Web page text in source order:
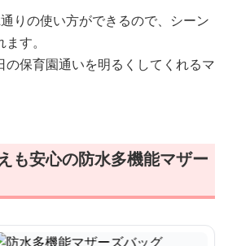
りの使い方ができるので、シーン
す。
の保育園通いを明るくしてくれるマ
も安心の防水多機能マザー